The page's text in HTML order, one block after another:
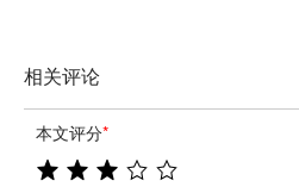
相关评论
本文评分*